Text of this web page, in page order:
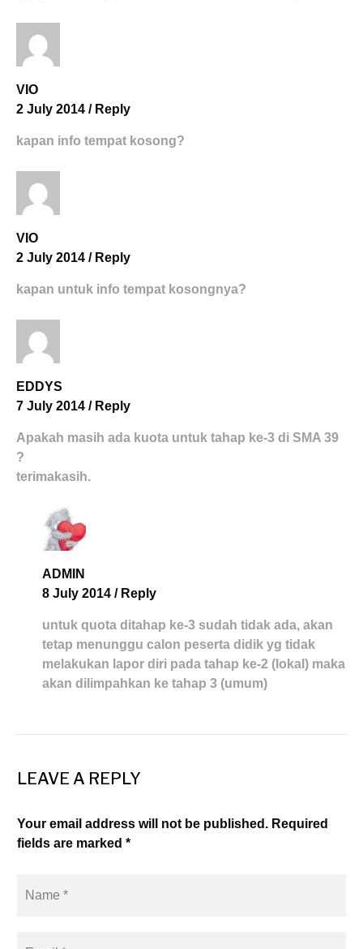
VIO
2 July 2014 / Reply
kapan info tempat kosong?
VIO
2 July 2014 / Reply
kapan untuk info tempat kosongnya?
EDDYS
7 July 2014 / Reply
Apakah masih ada kuota untuk tahap ke-3 di SMA 39
?
terimakasih.
ADMIN
8 July 2014 / Reply
untuk quota ditahap ke-3 sudah tidak ada, akan
tetap menunggu calon peserta didik yg tidak
melakukan lapor diri pada tahap ke-2 (lokal) maka
akan dilimpahkan ke tahap 3 (umum)
LEAVE A REPLY
Your email address will not be published. Required
fields are marked *